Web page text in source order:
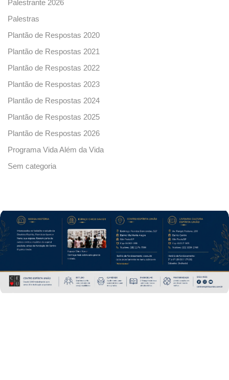
Palestrante 2026
Palestras
Plantão de Respostas 2020
Plantão de Respostas 2021
Plantão de Respostas 2022
Plantão de Respostas 2023
Plantão de Respostas 2024
Plantão de Respostas 2025
Plantão de Respostas 2026
Programa Vida Além da Vida
Sem categoria